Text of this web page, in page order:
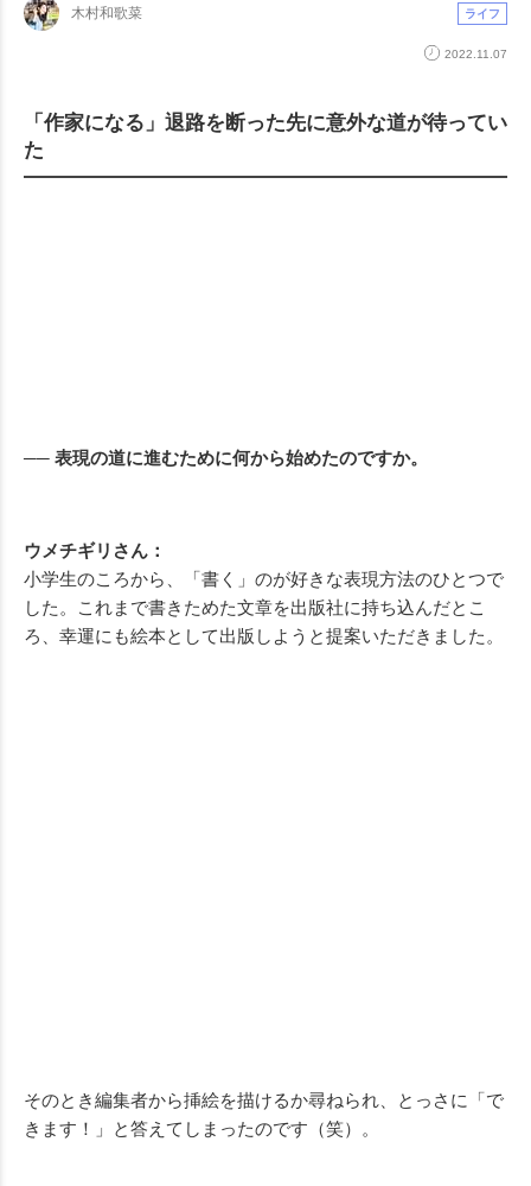
木村和歌菜 ライフ
2022.11.07
「作家になる」退路を断った先に意外な道が待ってい
た
── 表現の道に進むために何から始めたのですか。
ウメチギリさん：
小学生のころから、「書く」のが好きな表現方法のひとつで
した。これまで書きためた文章を出版社に持ち込んだとこ
ろ、幸運にも絵本として出版しようと提案いただきました。
そのとき編集者から挿絵を描けるか尋ねられ、とっさに「で
きます！」と答えてしまったのです（笑）。